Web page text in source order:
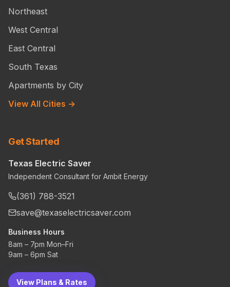
Northeast
West Central
East Central
South Texas
Apartments by City
View All Cities →
Get Started
Texas Electric Saver
Independent Consultant for Ambit Energy
(361) 788-3521
save@texaselectricsaver.com
Business Hours
8am – 7pm Mon–Fri
9am – 6pm Sat
View Plans & Rates